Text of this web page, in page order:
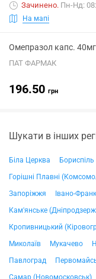
Зачинено. Пн-Нд:
На мапі
Омепразол капс.
ПАТ ФАРМАК
196.50 грн
Шукати в інших
Біла Церква Бориспіль
Горішні Плавні
Запоріжжя
Івано-
Кам'янське
Кропивницький
Миколаїв
Мукачево
Павлоград
Самар (Новомосковськ)